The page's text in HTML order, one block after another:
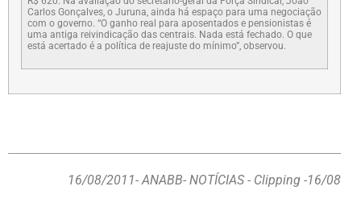
Carlos Gonçalves, o Juruna, ainda há espaço para uma negociação
com o governo. “O ganho real para aposentados e pensionistas é
uma antiga reivindicação das centrais. Nada está fechado. O que
está acertado é a política de reajuste do mínimo”, observou.
16/08/2011- ANABB- NOTÍCIAS - Clipping -16/08